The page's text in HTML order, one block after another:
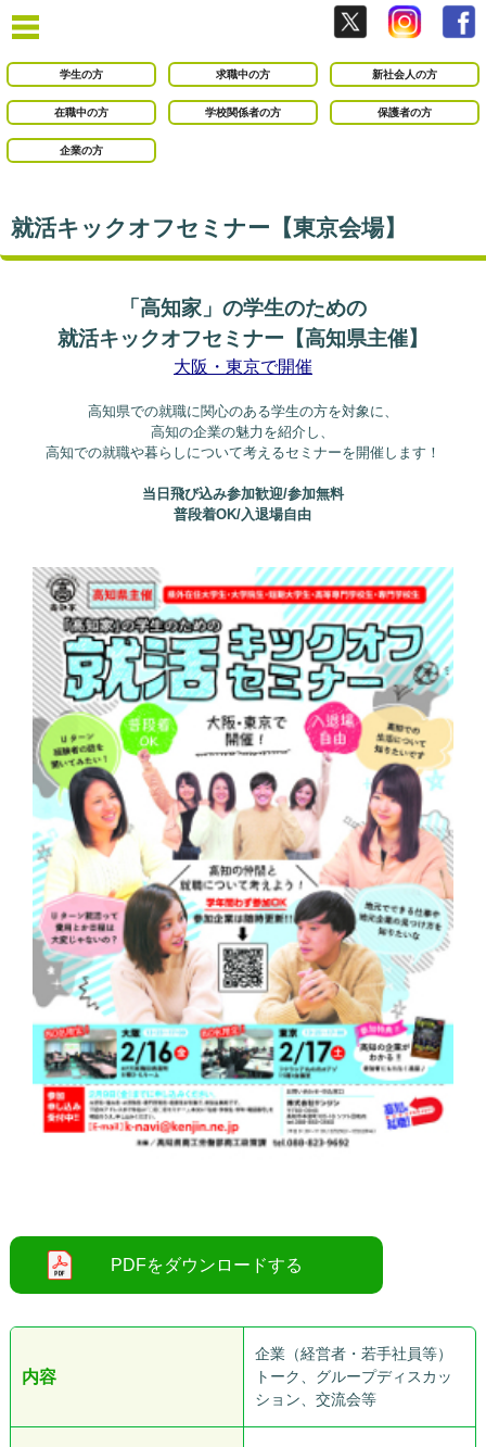
学生の方 求職中の方 新社会人の方
在職中の方 学校関係者の方 保護者の方
企業の方
就活キックオフセミナー【東京会場】
「高知家」の学生のための
就活キックオフセミナー【高知県主催】
大阪・東京で開催
高知県での就職に関心のある学生の方を対象に、
高知の企業の魅力を紹介し、
高知での就職や暮らしについて考えるセミナーを開催します！
当日飛び込み参加歓迎/参加無料
普段着OK/入退場自由
内容
企業（経営者・若手社員等）
トーク、グループディスカッ
ション、交流会等